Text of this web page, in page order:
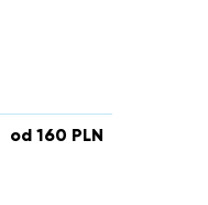
od 160 PLN